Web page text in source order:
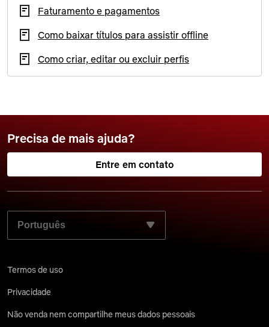
Faturamento e pagamentos
Como baixar títulos para assistir offline
Como criar, editar ou excluir perfis
Precisa de mais ajuda?
Entre em contato
SELECIONE SEU IDIOMA PREFERIDO:
Termos de uso
Privacidade
Não venda nem compartilhe meus dados pessoais